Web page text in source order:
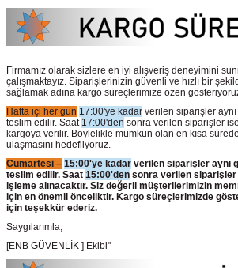
Firmamız olarak sizlere en iyi alışveriş deneyimini
çalışmaktayız. Siparişlerinizin güvenli ve hızlı bir
sağlamak adına kargo süreçlerimize özen
Hafta içi her gün 17:00'ye kadar verilen siparişler
teslim edilir. Saat 17:00'den sonra verilen siparişler
kargoya verilir. Böylelikle mümkün olan en kısa
ulaşmasını hedefliyoruz.
Cumartesi – 15:00'ye kadar verilen siparişler aynı
teslim edilir. Saat 15:00'den sonra verilen
işleme alınacaktır. Siz değerli müşterilerimizin
için en önemli önceliktir. Kargo süreçlerimizde
için teşekkür ederiz.
Saygılarımla,
[ENB GÜVENLİK ] Ekibi"